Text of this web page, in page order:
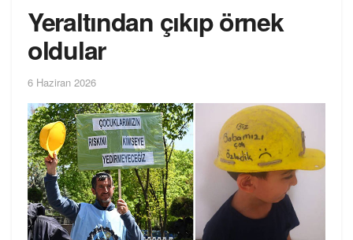
Yeraltından çıkıp örnek
oldular
6 Haziran 2026